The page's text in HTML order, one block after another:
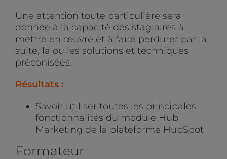
Une attention toute particulière sera
donnée à la capacité des stagiaires à
mettre en œuvre et à faire perdurer par la
suite, la ou les solutions et techniques
préconisées.
Résultats :
Savoir utiliser toutes les principales
fonctionnalités du module Hub
Marketing de la plateforme HubSpot
Formateur